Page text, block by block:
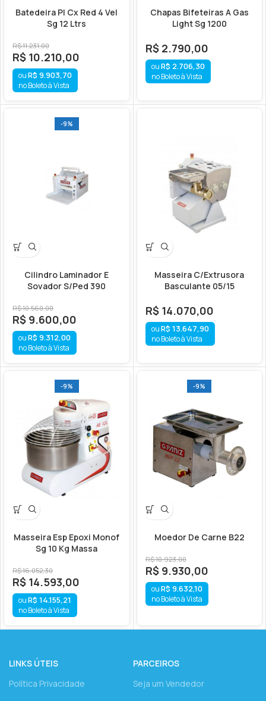
Batedeira Pl Cx Red 4 Vel
Sg 12 Ltrs
R$11.231,00
R$ 10.210,00
R$ 9.903,70
no Boleto à Vista
Chapas Bifeteiras A Gas
Light Sg 1200
R$2.790,00
R$ 2.706,30
no Boleto à Vista
-9%
Cilindro Laminador E
Sovador S/Ped 390
R$10.560,00
R$ 9.600,00
R$ 9.312,00
no Boleto à Vista
Masseira C/Extrusora
Basculante 05/15
R$14.070,00
R$ 13.647,90
no Boleto à Vista
-9%
Masseira Esp Epoxi Monof
Sg 10 Kg Massa
R$16.052,30
R$ 14.593,00
R$ 14.155,21
no Boleto à Vista
-9%
Moedor De Carne B22
R$10.923,00
R$9.930,00
R$ 9.632,10
no Boleto à Vista
LINKS ÚTEIS
Política Privacidade
PARCEIROS
Seja um Vendedor